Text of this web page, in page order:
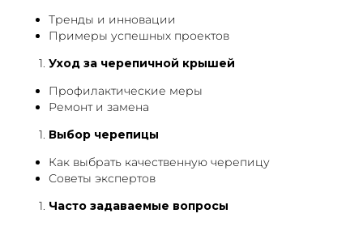
Тренды и инновации
Примеры успешных проектов
Уход за черепичной крышей
Профилактические меры
Ремонт и замена
Выбор черепицы
Как выбрать качественную черепицу
Советы экспертов
Часто задаваемые вопросы